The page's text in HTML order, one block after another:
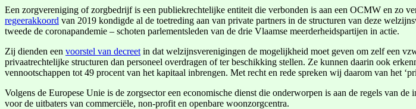
Een zorgvereniging of zorgbedrijf is een publiekrechtelijke entiteit die verbonden is aan een OCMW en zo
regeerakkoord van 2019 kondigde al de toetreding aan van private partners in de structuren van deze
tweede de coronapandemie – schoten parlementsleden van de drie Vlaamse meerderheidspartijen in actie.
Zij dienden een voorstel van decreet in dat welzijnsverenigingen de mogelijkheid moet geven om zelf een
privaatrechtelijke structuren dan personeel overdragen of ter beschikking stellen. Ze kunnen daarin ook
vennootschappen tot 49 procent van het kapitaal inbrengen. Met recht en rede spreken wij daarom van het
Volgens de Europese Unie is de zorgsector een economische dienst die onderworpen is aan de regels van
voor de uitbaters van commerciële, non-profit en openbare woonzorgcentra.